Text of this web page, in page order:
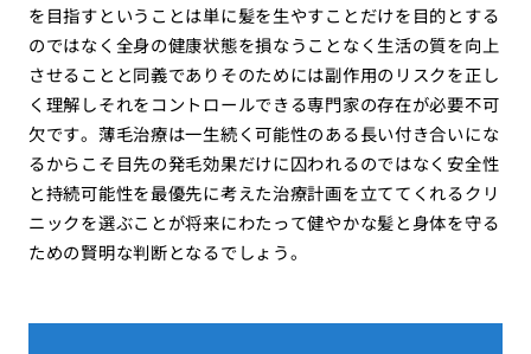
を目指すということは単に髪を生やすことだけを目的とする
のではなく全身の健康状態を損なうことなく生活の質を向上
させることと同義でありそのためには副作用のリスクを正し
く理解しそれをコントロールできる専門家の存在が必要不可
欠です。薄毛治療は一生続く可能性のある長い付き合いにな
るからこそ目先の発毛効果だけに囚われるのではなく安全性
と持続可能性を最優先に考えた治療計画を立ててくれるクリ
ニックを選ぶことが将来にわたって健やかな髪と身体を守る
ための賢明な判断となるでしょう。